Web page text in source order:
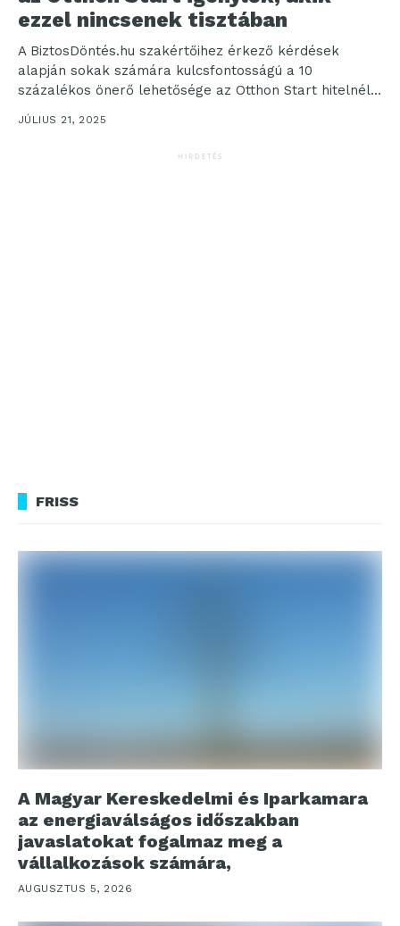
ezzel nincsenek tisztában
A BiztosDöntés.hu szakértőihez érkező kérdések
alapján sokak számára kulcsfontosságú a 10
százalékos önerő lehetősége az Otthon Start hitelnél,
ám van ezzel kapcsolatban egy...
JÚLIUS 21, 2025
HIRDETÉS
FRISS
A Magyar Kereskedelmi és Iparkamara
az energiaválságos időszakban
javaslatokat fogalmaz meg a
vállalkozások számára,
AUGUSZTUS 5, 2026